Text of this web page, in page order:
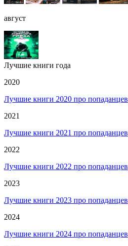
август
Лучшие книги года
2020
Лучшие книги 2020 про попаданцев
2021
Лучшие книги 2021 про попаданцев
2022
Лучшие книги 2022 про попаданцев
2023
Лучшие книги 2023 про попаданцев
2024
Лучшие книги 2024 про попаданцев